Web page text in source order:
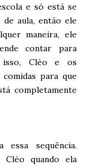
e só está se
aula, então ele
maneira, ele
contar para
isso, Cléo e os
para que
completamente
sequência.
quando ela